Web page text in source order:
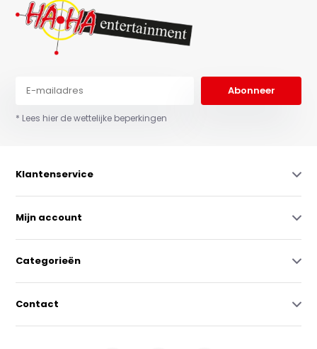
Abonneer
* Lees hier de wettelijke beperkingen
Klantenservice
Mijn account
Categorieën
Contact